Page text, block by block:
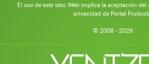
El uso de este sitio Web implica la aceptación
privacidad de Portal
© 2008 - 2026